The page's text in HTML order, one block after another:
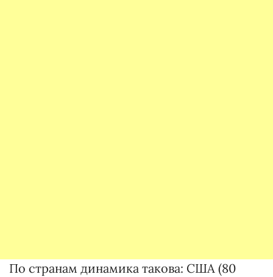
По странам динамика такова: США (80